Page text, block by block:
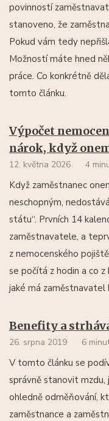
povinností
stanoveno, že
Pokud vám tedy
Možností máte hned
práce. Co konkrétně
tomto článku.
Výpočet
nárok, když
12. května 2026 4
Když zaměstnanec
neschopným,
státu“. Prvních 14
zaměstnavatele, a
z nemocenského
se počítá z hodin a co z
jaké má zaměstnavatel
Benefity a
26. srpna 2019 6
V tomto článku se
správně stanovit mzdu,
ohledně odměňování,
zaměstnance a